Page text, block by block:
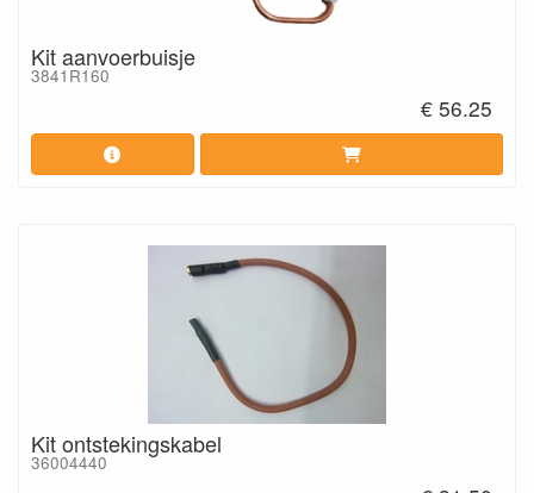
Kit aanvoerbuisje
3841R160
€ 56.25
Kit ontstekingskabel
36004440